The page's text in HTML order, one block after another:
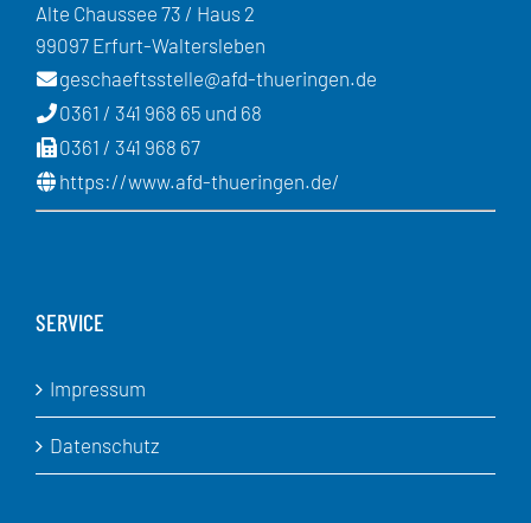
Alte Chaussee 73 / Haus 2
99097 Erfurt-Waltersleben
geschaeftsstelle@afd-thueringen.de
0361 / 341 968 65 und 68
0361 / 341 968 67
https://www.afd-thueringen.de/
SERVICE
Impressum
Datenschutz